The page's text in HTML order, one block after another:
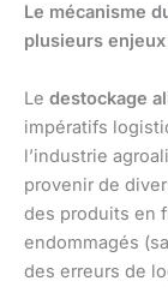
Le mécanisme
plusieurs enjeux
Le destockage
impératifs
l’industrie
provenir de
des produits en
endommagés
des erreurs de